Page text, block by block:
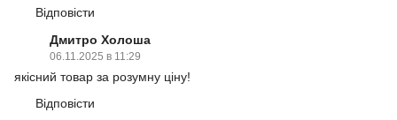
Відповісти
Дмитро Холоша
06.11.2025 в 11:29
якісний товар за розумну ціну!
Відповісти